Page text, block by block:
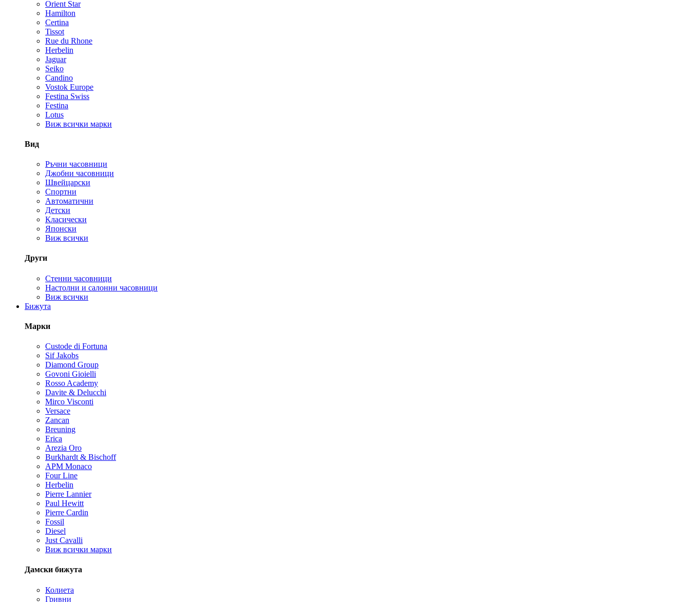
Orient Star
Hamilton
Certina
Tissot
Rue du Rhone
Herbelin
Jaguar
Seiko
Candino
Vostok Europe
Festina Swiss
Festina
Lotus
Виж всички марки
Вид
Ръчни часовници
Джобни часовници
Швейцарски
Спортни
Автоматични
Детски
Класически
Японски
Виж всички
Други
Стенни часовници
Настолни и салонни часовници
Виж всички
Бижута
Марки
Custode di Fortuna
Sif Jakobs
Diamond Group
Govoni Gioielli
Rosso Academy
Davite & Delucchi
Mirco Visconti
Versace
Zancan
Breuning
Erica
Arezia Oro
Burkhardt & Bischoff
APM Monaco
Four Line
Herbelin
Pierre Lannier
Paul Hewitt
Pierre Cardin
Fossil
Diesel
Just Cavalli
Виж всички марки
Дамски бижута
Колиета
Гривни